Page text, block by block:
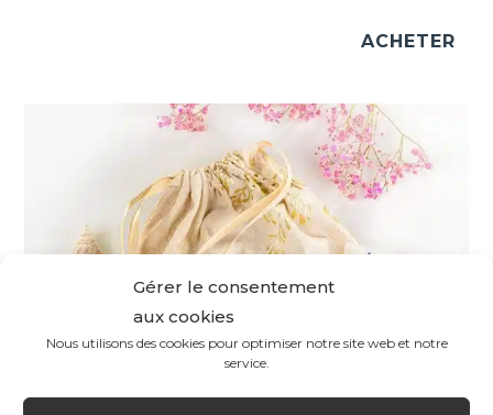
Gérer le consentement
aux cookies
Nous utilisons des cookies pour optimiser notre site web et notre
service.
ACHETER